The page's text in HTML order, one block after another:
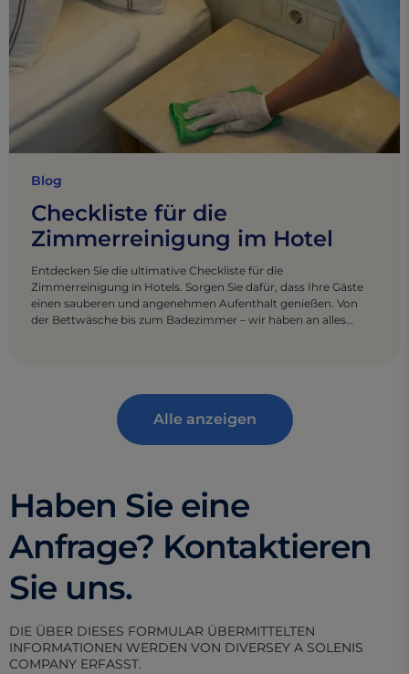
Blog
Checkliste für die
Zimmerreinigung im Hotel
Entdecken Sie die ultimative Checkliste für die
Zimmerreinigung in Hotels. Sorgen Sie dafür, dass Ihre Gäste
einen sauberen und angenehmen Aufenthalt genießen. Von
der Bettwäsche bis zum Badezimmer – wir haben an alles
Alle anzeigen
Haben Sie eine
Anfrage? Kontaktieren
Sie uns.
DIE ÜBER DIESES FORMULAR ÜBERMITTELTEN
INFORMATIONEN WERDEN VON DIVERSEY A SOLENIS
COMPANY ERFASST.